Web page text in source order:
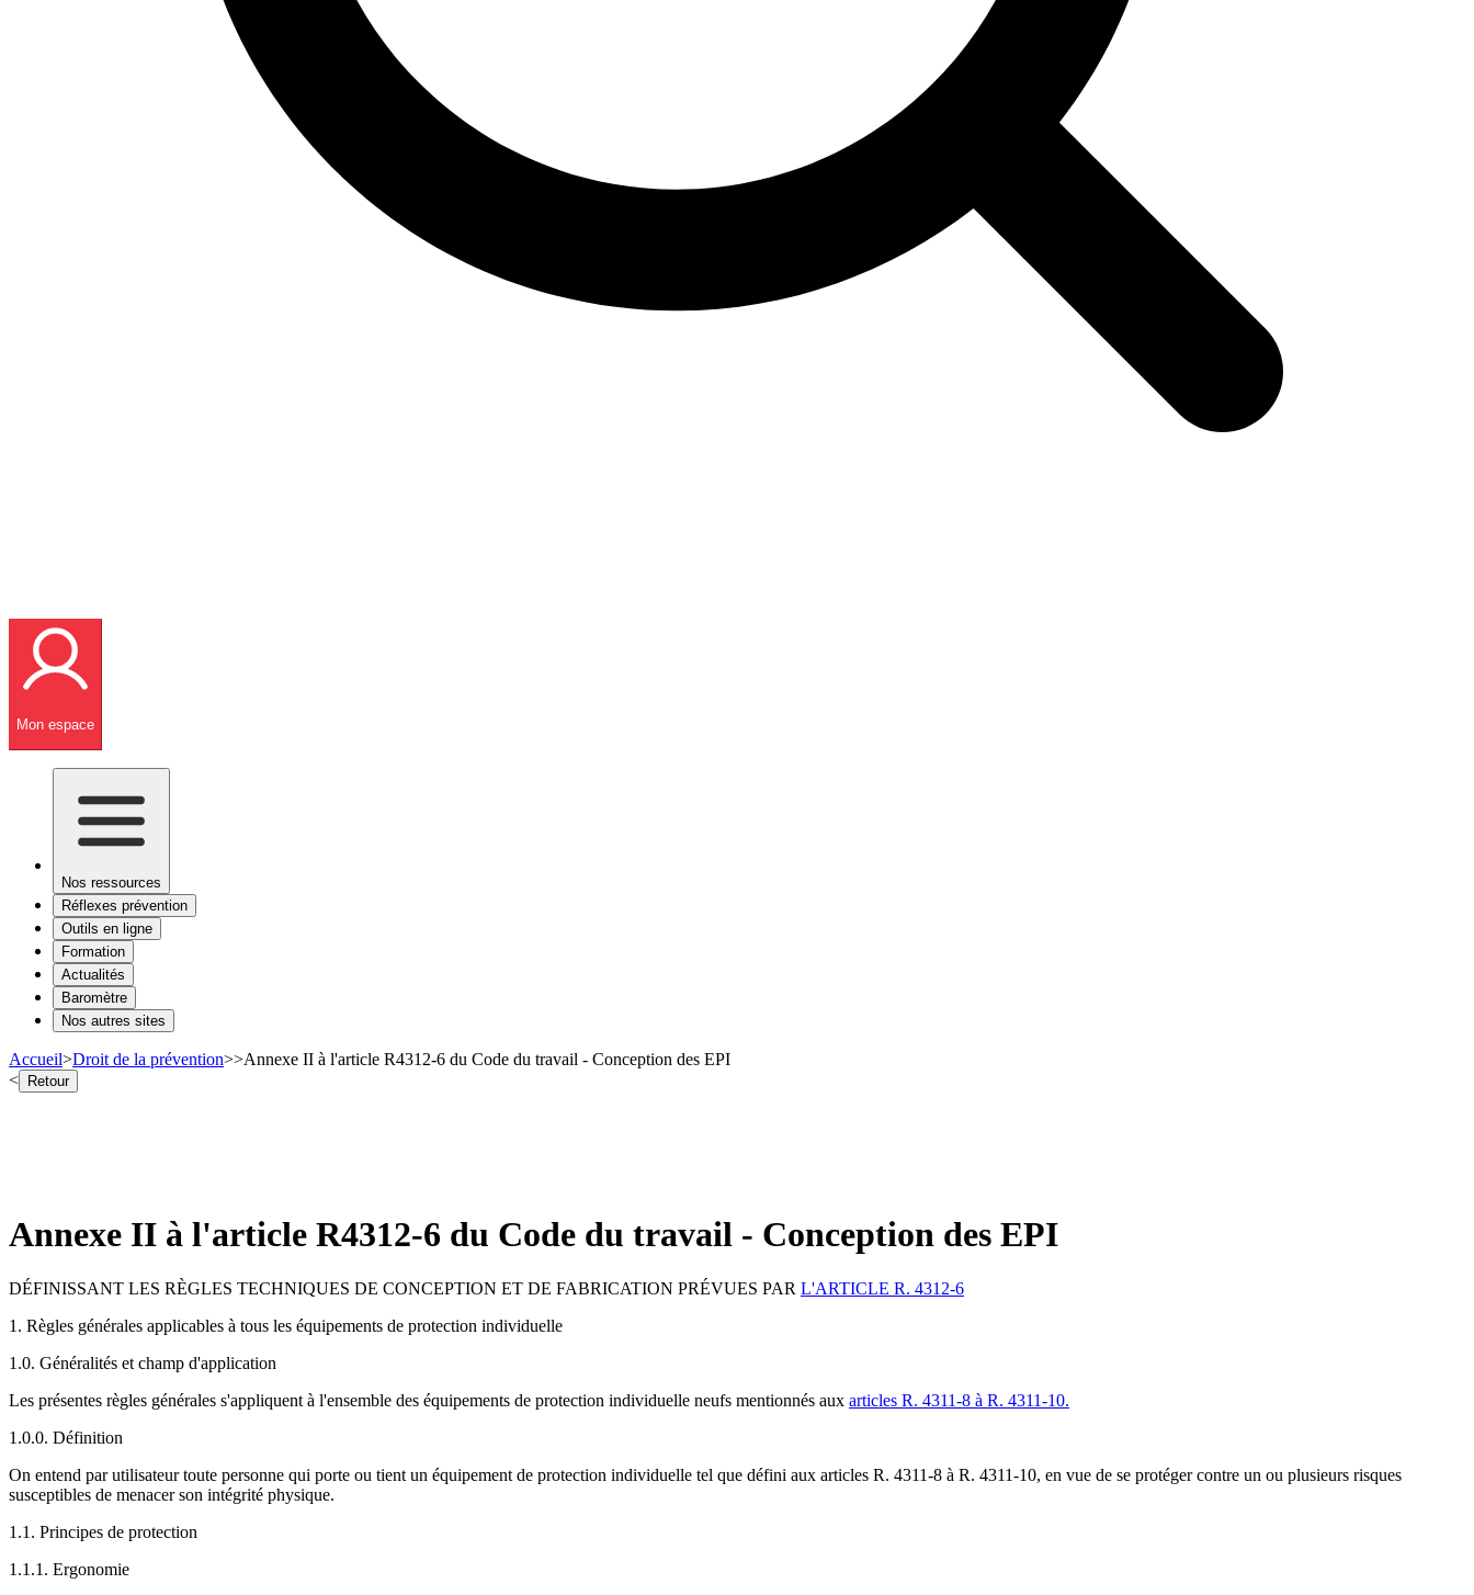
Mon espace
Nos ressources
Réflexes prévention
Outils en ligne
Formation
Actualités
Baromètre
Nos autres sites
Accueil>Droit de la prévention>>Annexe II à l'article R4312-6 du Code du travail - Conception des EPI
< Retour
Annexe II à l'article R4312-6 du Code du travail - Conception des EPI
DÉFINISSANT LES RÈGLES TECHNIQUES DE CONCEPTION ET DE FABRICATION PRÉVUES PAR L'ARTICLE R. 4312-6
1. Règles générales applicables à tous les équipements de protection individuelle
1.0. Généralités et champ d'application
Les présentes règles générales s'appliquent à l'ensemble des équipements de protection individuelle neufs mentionnés aux articles R. 4311-8 à R. 4311-10.
1.0.0. Définition
On entend par utilisateur toute personne qui porte ou tient un équipement de protection individuelle tel que défini aux articles R. 4311-8 à R. 4311-10, en vue de se protéger contre un ou plusieurs risques
susceptibles de menacer son intégrité physique.
1.1. Principes de protection
1.1.1. Ergonomie